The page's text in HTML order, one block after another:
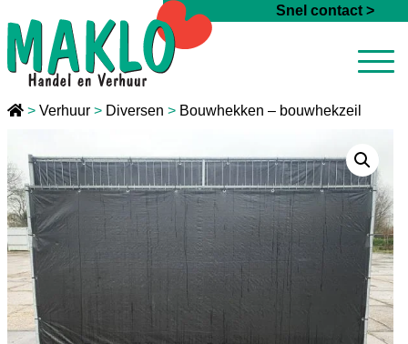
Snel contact >
> Verhuur > Diversen > Bouwhekken – bouwhekzeil